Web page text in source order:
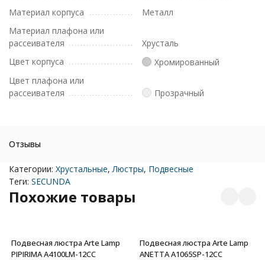
Материал корпуса
Металл
Материал плафона или
рассеивателя
Хрусталь
Цвет корпуса
Хромированный
Цвет плафона или
рассеивателя
Прозрачный
Отзывы
Категории: Хрустальные, Люстры, Подвесные
Теги: SECUNDA
Похожие товары
Подвесная люстра Arte Lamp
PIPIRIMA A4100LM-12CC
Подвесная люстра Arte Lamp
ANETTA A1065SP-12CC